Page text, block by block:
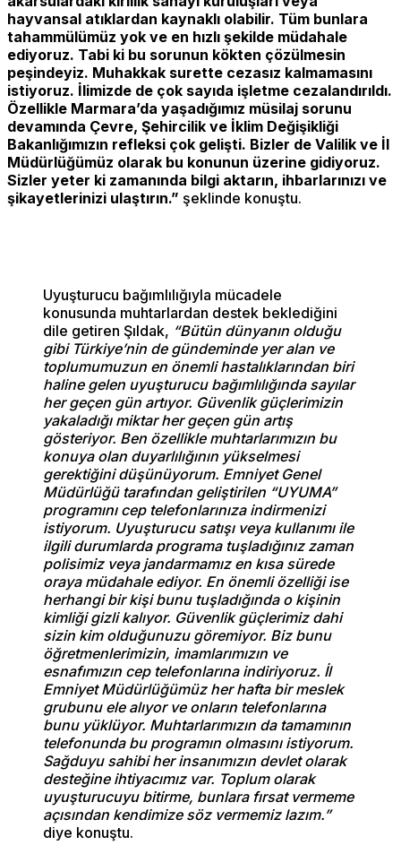
hayvansal atıklardan kaynaklı olabilir. Tüm bunlara
tahammülümüz yok ve en hızlı şekilde müdahale
ediyoruz. Tabi ki bu sorunun kökten çözülmesin
peşindeyiz. Muhakkak surette cezasız kalmamasını
istiyoruz. İlimizde de çok sayıda işletme cezalandırıldı.
Özellikle Marmara’da yaşadığımız müsilaj sorunu
devamında Çevre, Şehircilik ve İklim Değişikliği
Bakanlığımızın refleksi çok gelişti. Bizler de Valilik ve İl
Müdürlüğümüz olarak bu konunun üzerine gidiyoruz.
Sizler yeter ki zamanında bilgi aktarın, ihbarlarınızı ve
şikayetlerinizi ulaştırın.” şeklinde konuştu.
Uyuşturucu bağımlılığıyla mücadele
konusunda muhtarlardan destek beklediğini
dile getiren Şıldak, “Bütün dünyanın olduğu
gibi Türkiye’nin de gündeminde yer alan ve
toplumumuzun en önemli hastalıklarından biri
haline gelen uyuşturucu bağımlılığında sayılar
her geçen gün artıyor. Güvenlik güçlerimizin
yakaladığı miktar her geçen gün artış
gösteriyor. Ben özellikle muhtarlarımızın bu
konuya olan duyarlılığının yükselmesi
gerektiğini düşünüyorum. Emniyet Genel
Müdürlüğü tarafından geliştirilen “UYUMA”
programını cep telefonlarınıza indirmenizi
istiyorum. Uyuşturucu satışı veya kullanımı ile
ilgili durumlarda programa tuşladığınız zaman
polisimiz veya jandarmamız en kısa sürede
oraya müdahale ediyor. En önemli özelliği ise
herhangi bir kişi bunu tuşladığında o kişinin
kimliği gizli kalıyor. Güvenlik güçlerimiz dahi
sizin kim olduğunuzu göremiyor. Biz bunu
öğretmenlerimizin, imamlarımızın ve
esnafımızın cep telefonlarına indiriyoruz. İl
Emniyet Müdürlüğümüz her hafta bir meslek
grubunu ele alıyor ve onların telefonlarına
bunu yüklüyor. Muhtarlarımızın da tamamının
telefonunda bu programın olmasını istiyorum.
Sağduyu sahibi her insanımızın devlet olarak
desteğine ihtiyacımız var. Toplum olarak
uyuşturucuyu bitirme, bunlara fırsat vermeme
açısından kendimize söz vermemiz lazım.”
diye konuştu.